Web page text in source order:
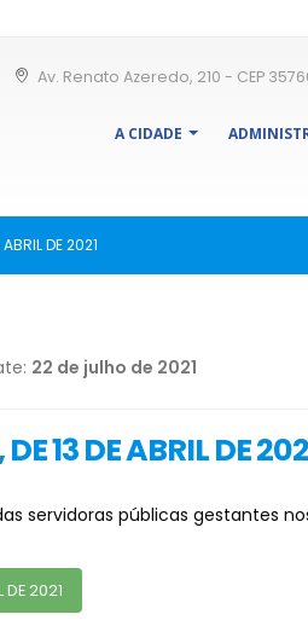
Av. Renato Azeredo, 210 - CEP
A CIDADE
DE 2021
22 de julho de 2021
13 DE ABRIL DE
servidoras públicas gestantes nos
DE 2021